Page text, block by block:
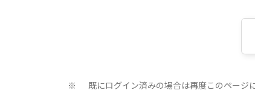
※ 既にログイン済みの場合は再度このページ